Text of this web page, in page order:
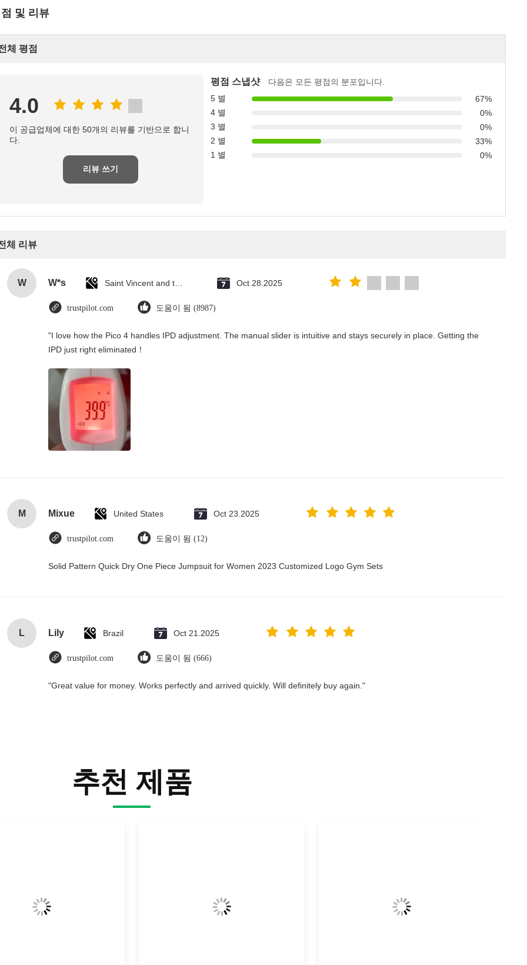
및 리뷰
체 평점
4.0
이 공급업체에 대한 50개의 리뷰를 기반으로 합니
다.
리뷰 쓰기
평점 스냅샷
다음은 모든 평점의 분포입니다.
5 별
67%
4 별
0%
3 별
0%
2 별
33%
1 별
0%
체 리뷰
W W*s Oct 28.2025
trustpilot.com 도움이 됨 (8987)
"I love how the Pico 4 handles IPD adjustment. The manual slider is intuitive and stays securely in place. Getting the
IPD just right eliminated！
M Mixue United States Oct 23.2025
trustpilot.com 도움이 됨 (12)
Solid Pattern Quick Dry One Piece Jumpsuit for Women 2023 Customized Logo Gym Sets
L Lily Brazil Oct 21.2025
trustpilot.com 도움이 됨 (666)
"Great value for money. Works perfectly and arrived quickly. Will definitely buy again."
추천 제품